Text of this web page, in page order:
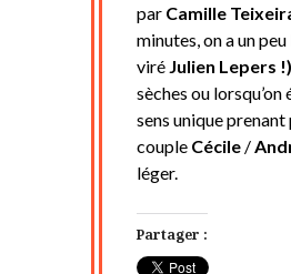
par Camille
minutes, on a un
viré Julien Lepers
sèches ou
sens unique
couple Cécile /
léger.
Partager :